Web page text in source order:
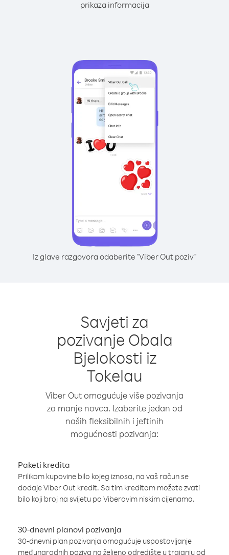
prikaza informacija
Iz glave razgovora odaberite "Viber Out poziv"
Savjeti za
pozivanje Obala
Bjelokosti iz
Tokelau
Viber Out omogućuje više pozivanja
za manje novca. Izaberite jedan od
naših fleksibilnih i jeftinih
mogućnosti pozivanja:
Paketi kredita
Prilikom kupovine bilo kojeg iznosa, na vaš račun se
dodaje Viber Out kredit. Sa tim kreditom možete zvati
bilo koji broj na svijetu po Viberovim niskim cijenama.
30-dnevni planovi pozivanja
30-dnevni plan pozivanja omogućuje uspostavljanje
međunarodnih poziva na željeno odredište u trajanju od